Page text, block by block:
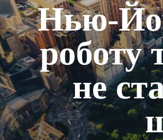
Нью-
роботу
не